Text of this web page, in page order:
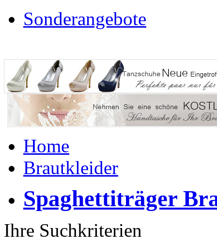
Sonderangebote
Home
Brautkleider
Spaghettiträger
Ihre Suchkriterien